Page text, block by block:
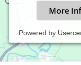
More
Powered by